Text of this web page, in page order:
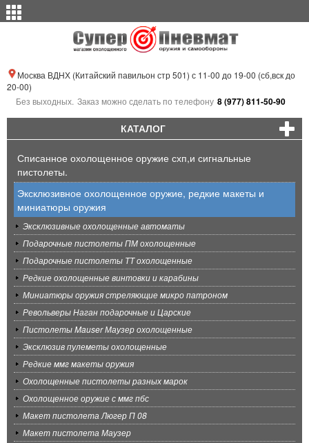
Москва ВДНХ (Китайский павильон стр 501) с 11-00 до 19-00 (сб,вск до
20-00)
Без выходных. Заказ можно сделать по телефону 8 (977) 811-50-90
КАТАЛОГ
Списанное охолощенное оружие схп,и сигнальные
пистолеты.
Эксклюзивное охолощенное оружие, редкие макеты и
миниатюры оружия
Эксклюзивные охолощенные автоматы
Подарочные пистолеты ПМ охолощенные
Подарочные пистолеты ТТ охолощенные
Редкие охолощенные винтовки и карабины
Миниатюры оружия стреляющие микро патроном
Револьверы Наган подарочные и Царские
Пистолеты Mauser Маузер охолощенные
Эксклюзив пулеметы охолощенные
Редкие ммг макеты оружия
Охолощенные пистолеты разных марок
Охолощенное оружие с ммг пбс
Макет пистолета Люгер П 08
Макет пистолета Маузер